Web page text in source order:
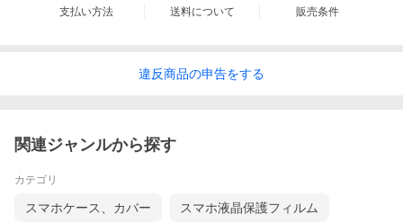
支払い方法 送料について 販売条件
違反商品の申告をする
関連ジャンルから探す
カテゴリ
スマホケース、カバー スマホ液晶保護フィルム